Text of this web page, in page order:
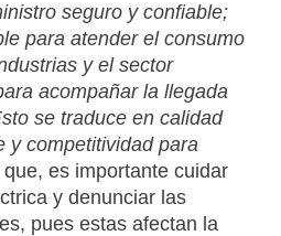
seguro y confiable;
para atender el consumo
y el sector
acompañar la llegada
se traduce en calidad
y competitividad para
que, es importante cuidar
y denunciar las
pues estas afectan la